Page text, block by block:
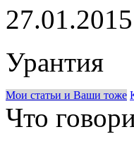
27.01.2015
Урантия
Мои статьи и Ваши тоже
Что